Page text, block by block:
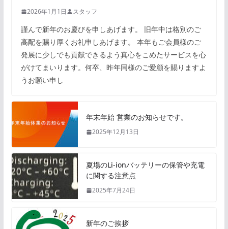
2026年1月1日 スタッフ
謹んで新年のお慶びを申しあげます。 旧年中は格別のご
高配を賜り厚くお礼申しあげます。 本年もご会員様のご
発展に少しでも貢献できるよう真心をこめたサービスを心
がけてまいります。何卒、昨年同様のご愛顧を賜りますよ
うお願い申し
年末年始 営業のお知らせです。
2025年12月13日
夏場のLi-ionバッテリーの保管や充電
に関する注意点
2025年7月24日
新年のご挨拶